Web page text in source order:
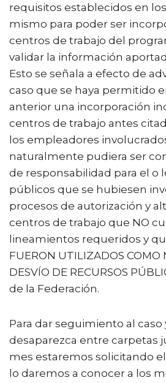
requisitos establecidos en
mismo para poder ser
centros de trabajo del
validar la información
Esto se señala a efecto de
caso que se haya permitido
anterior una incorporación
centros de trabajo antes
los empleadores
naturalmente pudiera ser
de responsabilidad para el o
públicos que se hubiesen
procesos de autorización y
centros de trabajo que NO
lineamientos requeridos y
FUERON UTILIZADOS COMO
DESVÍO DE RECURSOS
de la Federación.
Para dar seguimiento al caso
desaparezca entre carpetas
mes estaremos solicitando el
lo daremos a conocer a los